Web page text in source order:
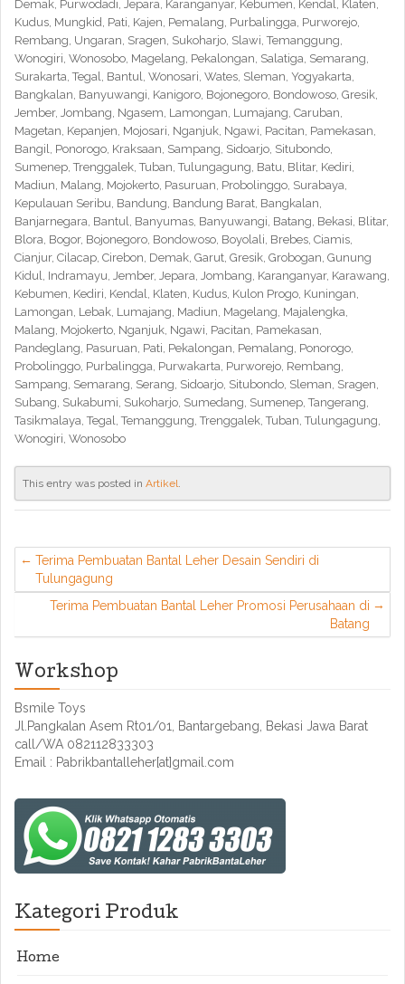
Demak, Purwodadi, Jepara, Karanganyar, Kebumen, Kendal, Klaten,
Kudus, Mungkid, Pati, Kajen, Pemalang, Purbalingga, Purworejo,
Rembang, Ungaran, Sragen, Sukoharjo, Slawi, Temanggung,
Wonogiri, Wonosobo, Magelang, Pekalongan, Salatiga, Semarang,
Surakarta, Tegal, Bantul, Wonosari, Wates, Sleman, Yogyakarta,
Bangkalan, Banyuwangi, Kanigoro, Bojonegoro, Bondowoso, Gresik,
Jember, Jombang, Ngasem, Lamongan, Lumajang, Caruban,
Magetan, Kepanjen, Mojosari, Nganjuk, Ngawi, Pacitan, Pamekasan,
Bangil, Ponorogo, Kraksaan, Sampang, Sidoarjo, Situbondo,
Sumenep, Trenggalek, Tuban, Tulungagung, Batu, Blitar, Kediri,
Madiun, Malang, Mojokerto, Pasuruan, Probolinggo, Surabaya,
Kepulauan Seribu, Bandung, Bandung Barat, Bangkalan,
Banjarnegara, Bantul, Banyumas, Banyuwangi, Batang, Bekasi, Blitar,
Blora, Bogor, Bojonegoro, Bondowoso, Boyolali, Brebes, Ciamis,
Cianjur, Cilacap, Cirebon, Demak, Garut, Gresik, Grobogan, Gunung
Kidul, Indramayu, Jember, Jepara, Jombang, Karanganyar, Karawang,
Kebumen, Kediri, Kendal, Klaten, Kudus, Kulon Progo, Kuningan,
Lamongan, Lebak, Lumajang, Madiun, Magelang, Majalengka,
Malang, Mojokerto, Nganjuk, Ngawi, Pacitan, Pamekasan,
Pandeglang, Pasuruan, Pati, Pekalongan, Pemalang, Ponorogo,
Probolinggo, Purbalingga, Purwakarta, Purworejo, Rembang,
Sampang, Semarang, Serang, Sidoarjo, Situbondo, Sleman, Sragen,
Subang, Sukabumi, Sukoharjo, Sumedang, Sumenep, Tangerang,
Tasikmalaya, Tegal, Temanggung, Trenggalek, Tuban, Tulungagung,
Wonogiri, Wonosobo
This entry was posted in Artikel.
Terima Pembuatan Bantal Leher Desain Sendiri di
Tulungagung
Terima Pembuatan Bantal Leher Promosi Perusahaan di
Batang
Workshop
Bsmile Toys
Jl.Pangkalan Asem Rt01/01, Bantargebang, Bekasi Jawa Barat
call/WA 082112833303
Email : Pabrikbantalleher[at]gmail.com
Kategori Produk
Home